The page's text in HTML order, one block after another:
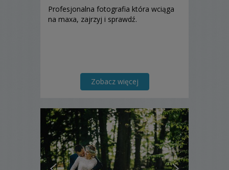
Profesjonalna fotografia która wciąga
na maxa, zajrzyj i sprawdź.
Zobacz więcej